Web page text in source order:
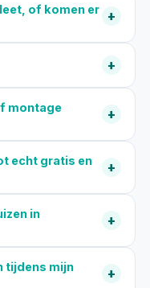
of komen er
+
+
montage
+
echt gratis en
+
in
+
tijdens mijn
+